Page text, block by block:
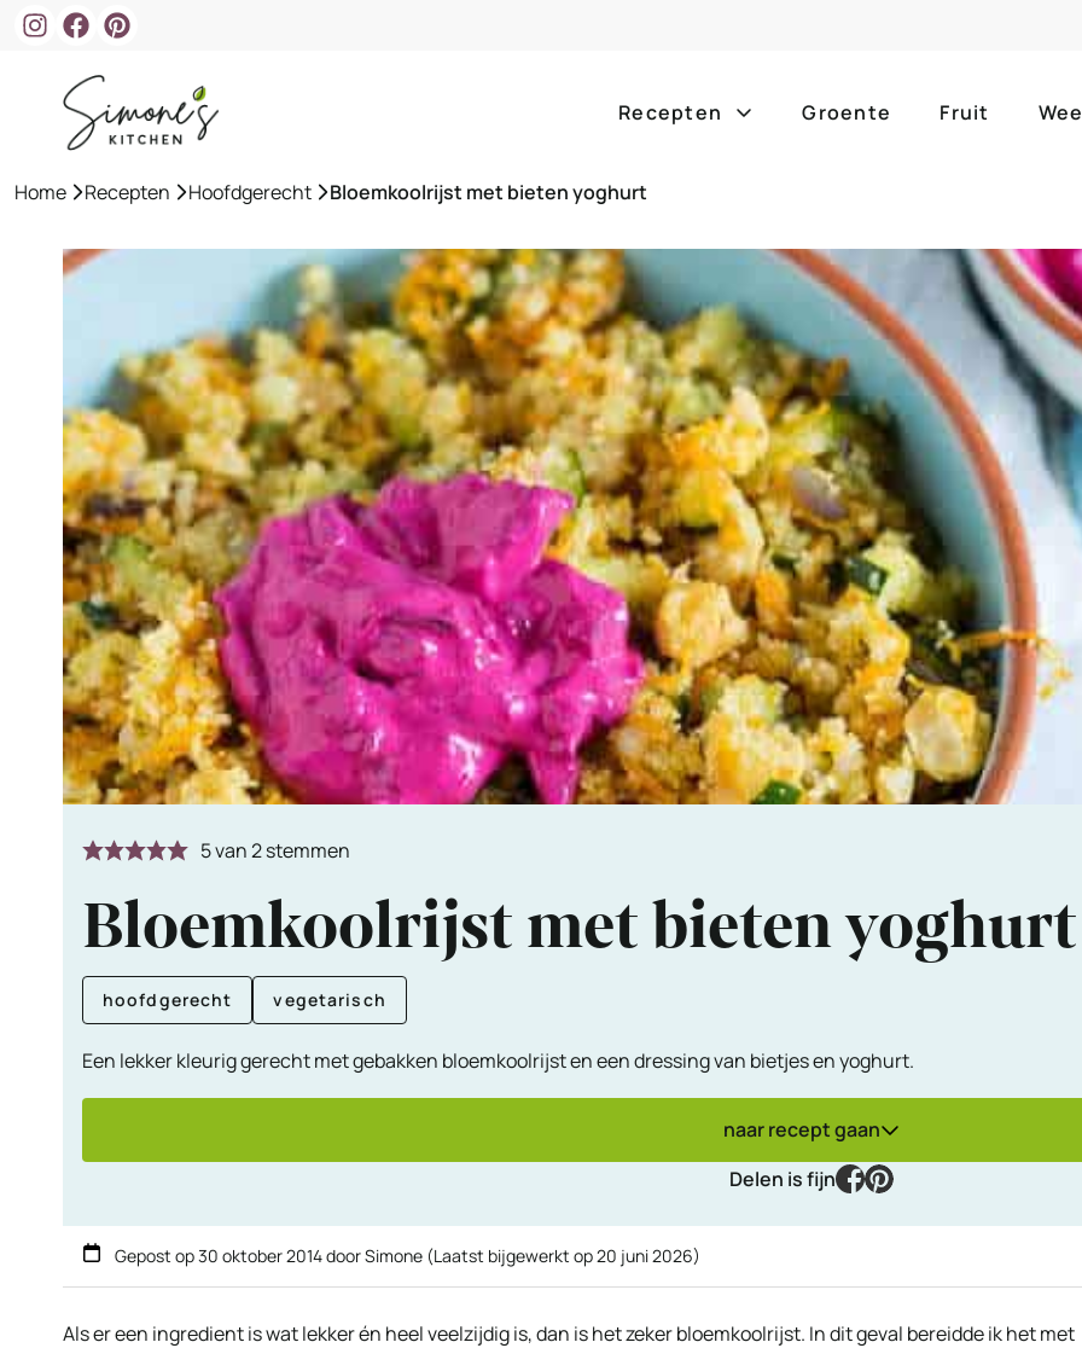
Recepten
bijgerechten
lunch hoofdgerechten
borrelhapjes desserts
voorgerechten drankjes
alle
alle
zomer
slow
Groente Fruit
Home »Recepten »Hoofdgerecht »Bloemkoolrijst met bieten yoghurt
5van2stemmen
Bloemkoolrijst met bieten yoghurt
hoofdgerecht vegetarisch
Een lekker kleurig gerecht met gebakken bloemkoolrijst en een dressing van bietjes en yoghurt.
naar recept gaan
Delen is fijn
facebook
pinterest
Gepost op30 oktober 2014doorSimone (Laatst bijgewerkt op20 juni 2026)
Als er een ingredient is wat lekker én heel veelzijdig is, dan is het zeker bloemkoolrijst. In dit geval bereidde ik het met